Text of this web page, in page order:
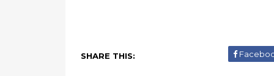
SHARE THIS: